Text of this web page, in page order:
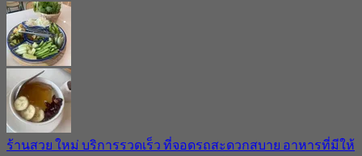
ร้านสวย ใหม่ บริการรวดเร็ว ที่จอดรถสะดวกสบาย อาหารที่มีให้